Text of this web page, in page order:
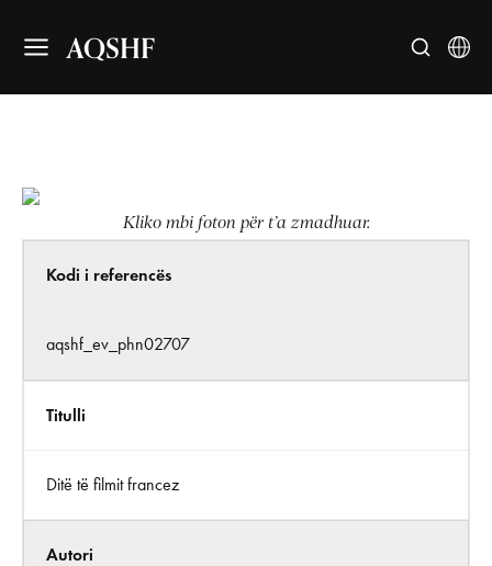
AQSHF
Kliko mbi foton për t’a zmadhuar.
Kodi i referencës
aqshf_ev_phn02707
Titulli
Ditë të filmit francez
Autori